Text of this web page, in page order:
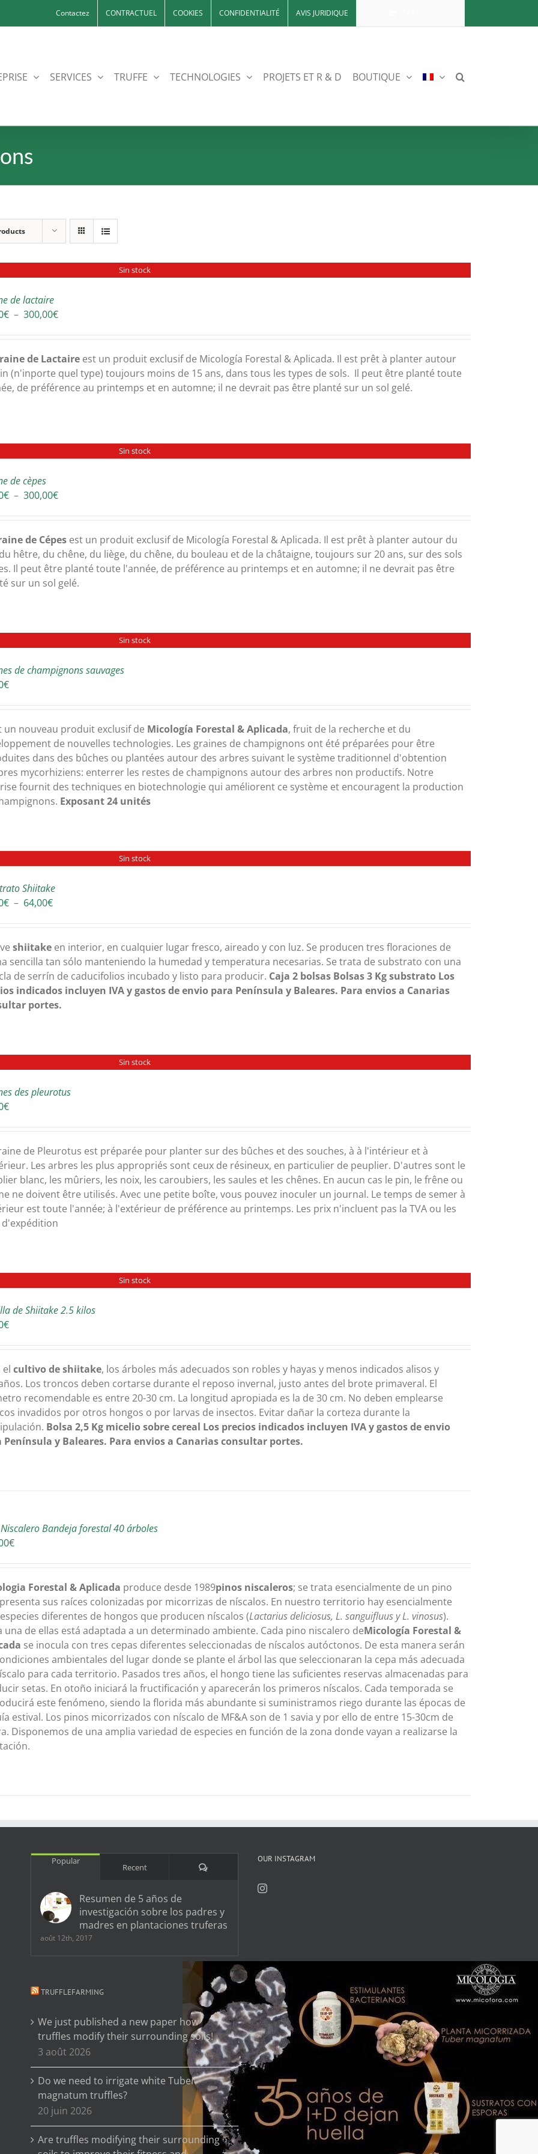
Contactez CONTRACTUEL COOKIES CONFIDENTIALITÉ AVIS JURIDIQUE
SERVICES TRUFFE TECHNOLOGIES PROJETS ET R & D BOUTIQUE
Sin stock
de lactaire
€ – 300,00€Plage
30,00€
à
300,00€
de Lactaire est un produit exclusif de Micología Forestal & Aplicada. Il est prêt à planter autour
(n'inporte quel type) toujours moins de 15 ans, dans tous les types de sols. Il peut être planté toute
de préférence au printemps et en automne; il ne devrait pas être planté sur un sol gelé.
Sin stock
de cèpes
€ – 300,00€Plage
30,00€
à
300,00€
de Cépes est un produit exclusif de Micología Forestal & Aplicada. Il est prêt à planter autour du
hêtre, du chêne, du liège, du chêne, du bouleau et de la châtaigne, toujours sur 20 ans, sur des sols
Il peut être planté toute l'année, de préférence au printemps et en automne; il ne devrait pas être
sur un sol gelé.
Sin stock
de champignons sauvages
€
un nouveau produit exclusif de Micología Forestal & Aplicada, fruit de la recherche et du
de nouvelles technologies. Les graines de champignons ont été préparées pour être
dans des bûches ou plantées autour des arbres suivant le système traditionnel d'obtention
mycorhiziens: enterrer les restes de champignons autour des arbres non productifs. Notre
fournit des techniques en biotechnologie qui améliorent ce système et encouragent la production
Exposant 24 unités
Sin stock
Shiitake
€ – 64,00€Plage
36,00€
à
64,00€
shiitake en interior, en cualquier lugar fresco, aireado y con luz. Se producen tres floraciones de
sencilla tan sólo manteniendo la humedad y temperatura necesarias. Se trata de substrato con una
de serrín de caducifolios incubado y listo para producir. Caja 2 bolsas Bolsas 3 Kg substrato Los
indicados incluyen IVA y gastos de envio para Península y Baleares. Para envios a Canarias
portes.
Sin stock
des pleurotus
€
de Pleurotus est préparée pour planter sur des bûches et des souches, à à l'intérieur et à
Les arbres les plus appropriés sont ceux de résineux, en particulier de peuplier. D'autres sont le
blanc, les mûriers, les noix, les caroubiers, les saules et les chênes. En aucun cas le pin, le frêne ou
ne doivent être utilisés. Avec une petite boîte, vous pouvez inoculer un journal. Le temps de semer à
est toute l'année; à l'extérieur de préférence au printemps. Les prix n'incluent pas la TVA ou les
Sin stock
de Shiitake 2.5 kilos
€
elcultivo de shiitake, los árboles más adecuados son robles y hayas y menos indicados alisos y
Los troncos deben cortarse durante el reposo invernal, justo antes del brote primaveral. El
recomendable es entre 20-30 cm. La longitud apropiada es la de 30 cm. No deben emplearse
invadidos por otros hongos o por larvas de insectos. Evitar dañar la corteza durante la
Bolsa 2,5 Kg micelio sobre cereal Los precios indicados incluyen IVA y gastos de envio
Península y Baleares. Para envios a Canarias consultar portes.
Bandeja forestal 40 árboles
€
Forestal & Aplicada produce desde 1989pinos niscaleros; se trata esencialmente de un pino
sus raíces colonizadas por micorrizas de níscalos. En nuestro territorio hay esencialmente
diferentes de hongos que producen níscalos (Lactarius deliciosus, L. sanguifluus y L. vinosus).
una de ellas está adaptada a un determinado ambiente. Cada pino niscalero deMicología Forestal &
se inocula con tres cepas diferentes seleccionadas de níscalos autóctonos. De esta manera serán
ambientales del lugar donde se plante el árbol las que seleccionaran la cepa más adecuada
para cada territorio. Pasados tres años, el hongo tiene las suficientes reservas almacenadas para
setas. En otoño iniciará la fructificación y aparecerán los primeros níscalos. Cada temporada se
este fenómeno, siendo la florida más abundante si suministramos riego durante las épocas de
estival. Los pinos micorrizados con níscalo de MF&A son de 1 savia y por ello de entre 15-30cm de
Disponemos de una amplia variedad de especies en función de la zona donde vayan a realizarse la
Popular
Recent Comments
Resumen de 5 años de
investigación sobre los padres y
madres en plantaciones truferas
août 12th, 2017
TRUFFLEFARMING
We just published a new paper how
truffles modify their surrounding soils!
3 août 2026
Do we need to irrigate white Tuber
magnatum truffles?
20 juin 2026
Are truffles modifying their surrounding
OUR INSTAGRAM